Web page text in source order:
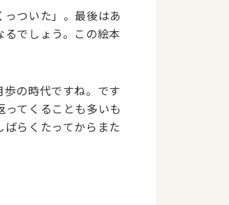
ついた」。最後はあ
でしょう。この絵本
の時代ですね。です
てくることも多いも
らくたってからまた